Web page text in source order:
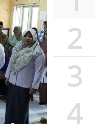
2
3
4